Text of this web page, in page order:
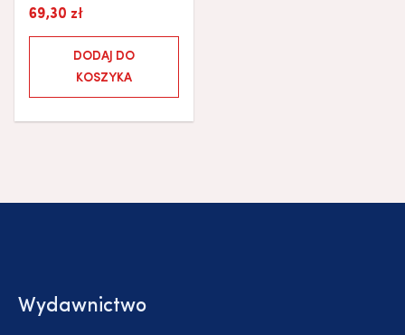
69,30 zł
DODAJ DO
KOSZYKA
Wydawnictwo